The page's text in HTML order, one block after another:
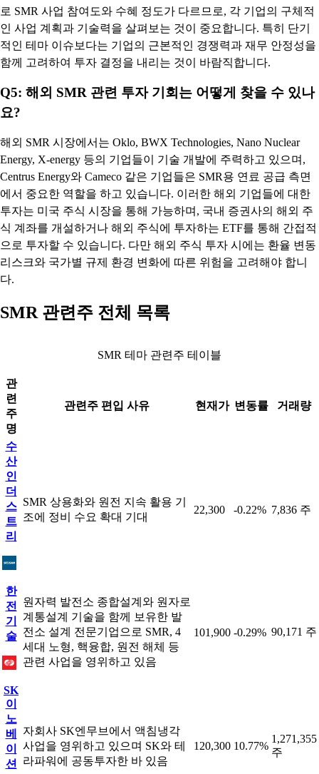
로 SMR 사업 참여도와 수혜 정도가 다르므로, 각 기업의 구체적
인 사업 계획과 기술력을 살펴보는 것이 중요합니다. 특히 단기
적인 테마 이슈보다는 기업의 근본적인 경쟁력과 재무 안정성을
함께 고려하여 투자 결정을 내리는 것이 바람직합니다.
Q5: 해외 SMR 관련 투자 기회는 어떻게 찾을 수 있나
요?
해외 SMR 시장에서는 Oklo, BWX Technologies, Nano Nuclear
Energy, X-energy 등의 기업들이 기술 개발에 주력하고 있으며,
Centrus Energy와 Cameco 같은 기업들은 SMR용 연료 공급 측면
에서 중요한 역할을 하고 있습니다. 이러한 해외 기업들에 대한
투자는 미국 주식 시장을 통해 가능하며, 국내 증권사의 해외 주
식 계좌를 개설하거나 해외 주식에 투자하는 ETF를 통해 간접적
으로 투자할 수 있습니다. 다만 해외 주식 투자 시에는 환율 변동
리스크와 국가별 규제 환경 변화에 따른 위험을 고려해야 합니
다.
SMR 관련주 전체 목록
SMR 테마 관련주 테이블
관
련
주
명
관련주 편입 사유 현재가 변동률 거래량
수
산
인
더
스
트
리
SMR 상용화와 원전 지속 활용 기
조에 정비 수요 확대 기대
22,300 -0.22% 7,836 주
한
전
기
술
원자력 발전소 종합설계와 원자로
계통설계 기술을 함께 보유한 발
전소 설계 전문기업으로 SMR, 4
세대 노형, 핵융합, 원전 해체 등
관련 사업을 영위하고 있음
101,900 -0.29% 90,171 주
SK
이
노
베
이
션
자회사 SK엔무브에서 액침냉각
사업을 영위하고 있으며 SK와 테
라파워에 공동투자한 바 있음
120,300 10.77%
1,271,355
주